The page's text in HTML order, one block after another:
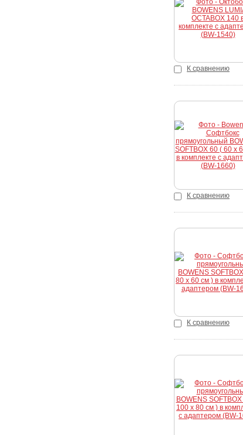
К сравнению
Купить
К сравнению
Купить
К сравнению
Купить
Купить